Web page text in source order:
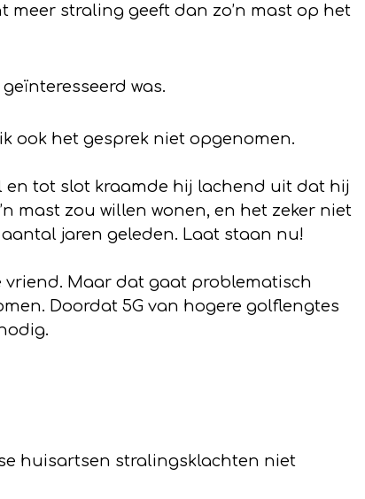
straling geeft dan zo’n mast op het
was.
ook het gesprek niet opgenomen.
en tot slot kraamde hij lachend uit dat hij
mast zou willen wonen, en het zeker niet
jaren geleden. Laat staan nu!
Maar dat gaat problematisch
Doordat 5G van hogere golflengtes
huisartsen stralingsklachten niet